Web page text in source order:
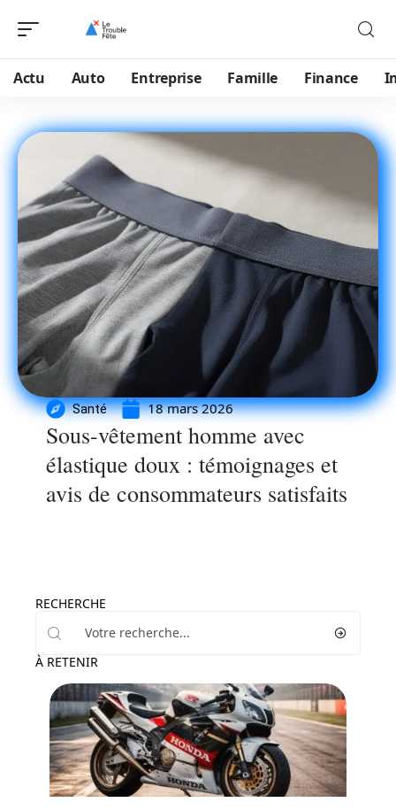
Actu Auto Entreprise Famille Finance
Santé 18 mars 2026
Sous-vêtement homme avec
élastique doux : témoignages et
avis de consommateurs satisfaits
RECHERCHE
À RETENIR
Auto